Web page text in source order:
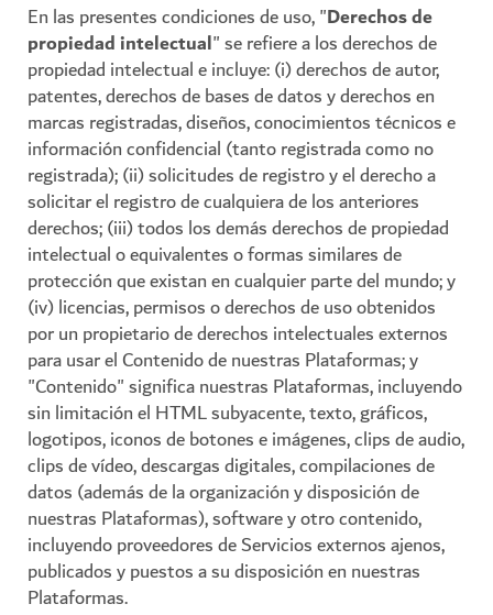
En las presentes condiciones de uso, "Derechos de
propiedad intelectual" se refiere a los derechos de
propiedad intelectual e incluye: (i) derechos de autor,
patentes, derechos de bases de datos y derechos en
marcas registradas, diseños, conocimientos técnicos e
información confidencial (tanto registrada como no
registrada); (ii) solicitudes de registro y el derecho a
solicitar el registro de cualquiera de los anteriores
derechos; (iii) todos los demás derechos de propiedad
intelectual o equivalentes o formas similares de
protección que existan en cualquier parte del mundo; y
(iv) licencias, permisos o derechos de uso obtenidos
por un propietario de derechos intelectuales externos
para usar el Contenido de nuestras Plataformas; y
"Contenido" significa nuestras Plataformas, incluyendo
sin limitación el HTML subyacente, texto, gráficos,
logotipos, iconos de botones e imágenes, clips de audio,
clips de vídeo, descargas digitales, compilaciones de
datos (además de la organización y disposición de
nuestras Plataformas), software y otro contenido,
incluyendo proveedores de Servicios externos ajenos,
publicados y puestos a su disposición en nuestras
Plataformas.